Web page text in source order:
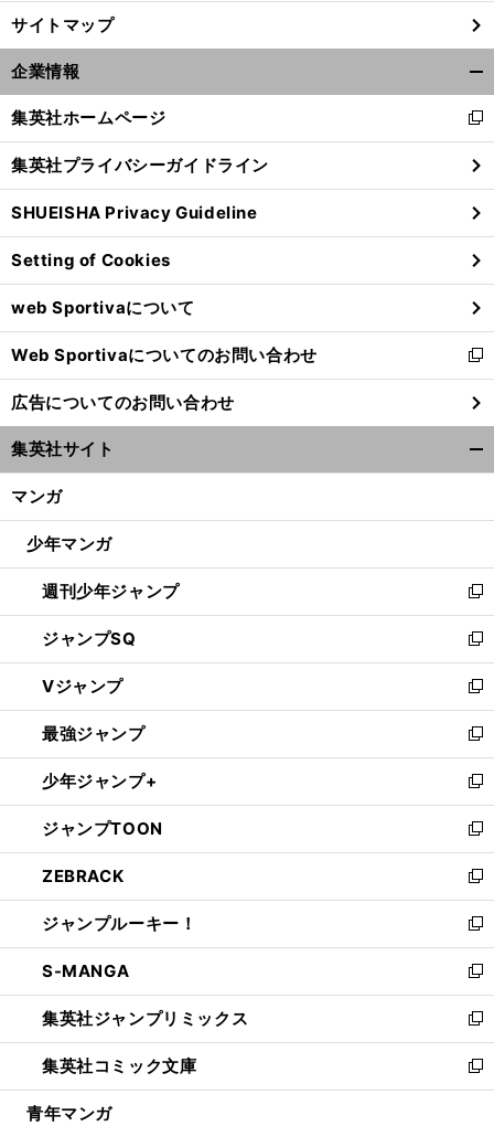
サイトマップ
企業情報
閉
る
集英社ホームページ
新
し
い
ウ
ィ
ン
ド
ウ
で
開
く
集英社プライバシーガイドライン
SHUEISHA Privacy Guideline
Setting of Cookies
web Sportivaについて
Web Sportivaについてのお問い合わせ
新
し
い
ウ
ィ
ン
ウ
開
く
広告についてのお問い合わせ
集英社サイト
マンガ
少年マンガ
週刊少年ジャンプ
新
し
い
ウ
ィ
ン
ド
ウ
で
開
く
ジャンプSQ
新
し
い
ウ
ィ
ン
ド
ウ
で
開
く
Vジャンプ
新
し
い
ウ
ィ
ン
ド
ウ
で
開
く
最強ジャンプ
新
し
い
ウ
ィ
ン
ド
ウ
で
開
く
少年ジャンプ+
新
し
い
ウ
ィ
ン
ド
ウ
で
開
く
ジャンプTOON
新
し
い
ウ
ィ
ン
ド
ウ
で
開
く
ZEBRACK
新
し
い
ウ
ィ
ン
ド
ウ
で
開
ジャンプルーキー！
新
し
い
ウ
ィ
ン
ド
ウ
S-MANGA
新
し
い
ウ
ィ
ン
集英社ジャンプリミックス
新
し
い
ウ
集英社コミック文庫
新
し
青年マンガ